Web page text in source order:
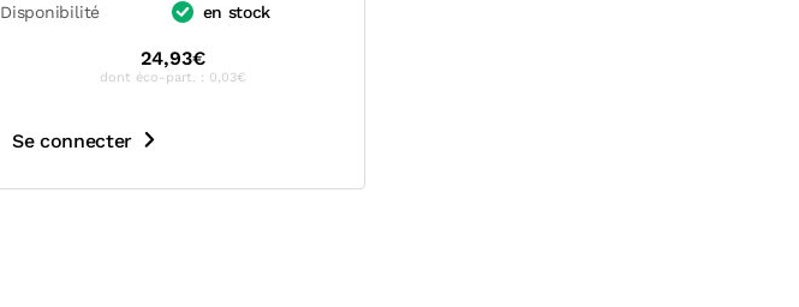
Disponibilité en stock
24,93€
dont éco-part. : 0,03€
Se connecter